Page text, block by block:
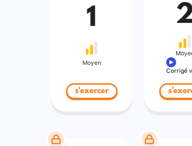
1
Moyen
s'exercer
Corrigé